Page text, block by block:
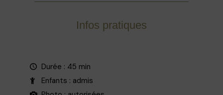
Infos pratiques
Durée : 45 min
Enfants : admis